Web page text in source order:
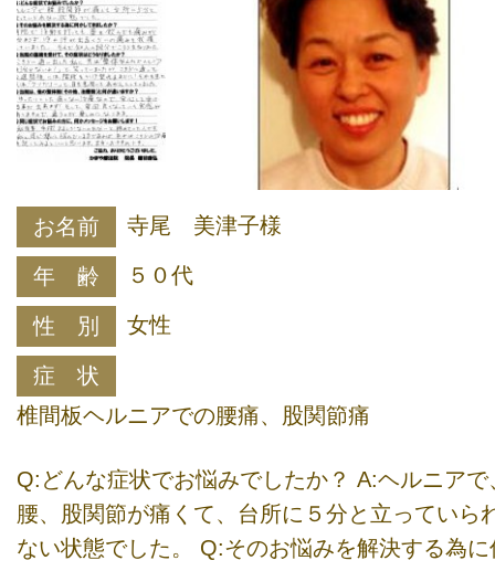
お名前 寺尾 美津子様
年 齢 ５０代
性 別 女性
症 状
椎間板ヘルニアでの腰痛、股関節痛
Q:どんな症状でお悩みでしたか？ A:ヘルニアで
腰、股関節が痛くて、台所に５分と立っていら
ない状態でした。 Q:そのお悩みを解決する為に